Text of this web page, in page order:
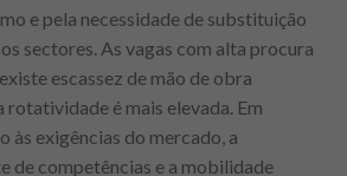
e pela necessidade de substituição
sectores. As vagas com alta procura
escassez de mão de obra
rotatividade é mais elevada. Em
às exigências do mercado, a
de competências e a mobilidade